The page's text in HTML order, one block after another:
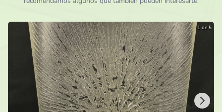
45.000 ARS por Jose Argentina
hace 1 mes
1 de 5